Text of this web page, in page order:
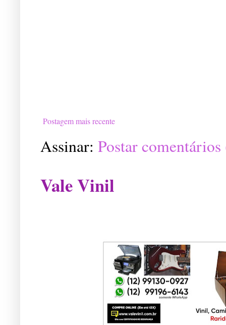
Postagem mais recente
Assinar: Postar
Vale Vinil